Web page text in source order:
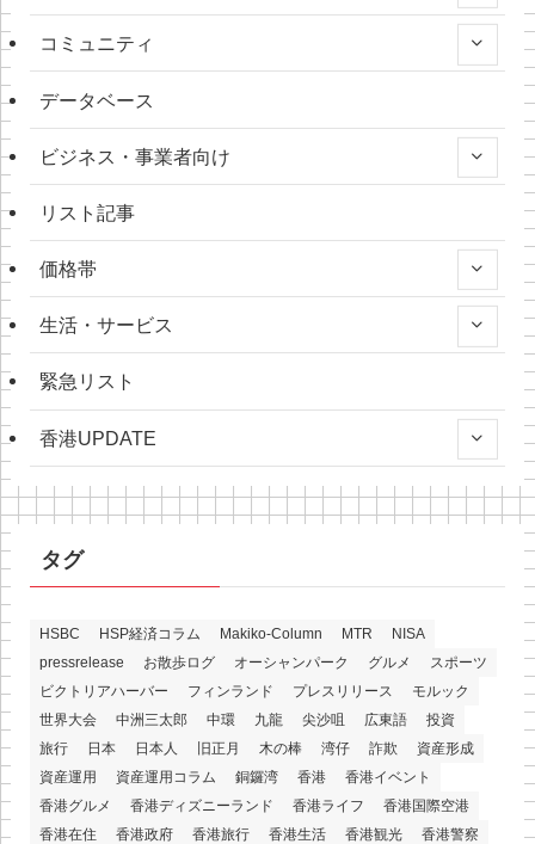
コミュニティ
データベース
ビジネス・事業者向け
リスト記事
価格帯
生活・サービス
緊急リスト
香港UPDATE
タグ
HSBC HSP経済コラム Makiko-Column MTR
NISA
pressrelease
お散歩ログ オーシャンパーク グルメ
スポーツ
ビクトリアハーバー
フィンランド プレスリリース
モルック
世界大会
中洲三太郎 中環 九龍 尖沙咀 広東語
投資
旅行
日本 日本人 旧正月 木の棒 湾仔 詐欺
資産形成
資産運用
資産運用コラム 銅鑼湾 香港
香港イベント
香港グルメ
香港ディズニーランド 香港ライフ
香港国際空港
香港在住
香港政府 香港旅行 香港生活 香港観光
香港警察